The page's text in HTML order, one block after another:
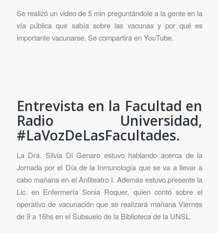
Se realizó un video de 5 min preguntándole a la gente en la
vía pública que sabía sobre las vacunas y por qué es
importante vacunarse. Se compartirá en YouTube.
Entrevista en la Facultad en
Radio Universidad,
#LaVozDeLasFacultades.
La Dra. Silvia Di Genaro estuvo hablando acerca de la
Jornada por el Día de la Inmunología que se va a llevar a
cabo mañana en el Anfiteatro I. Además estuvo presente la
Lic. en Enfermería Sonia Roquer, quien contó sobre el
operativo de vacunación que se realizará mañana Viernes
de 9 a 16hs en el Subsuelo de la Biblioteca de la UNSL.